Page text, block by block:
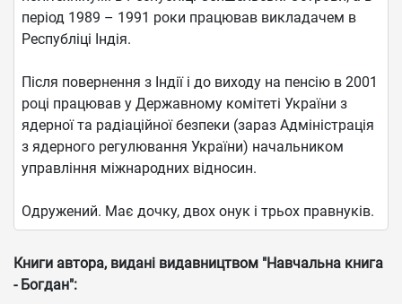
період 1989 – 1991 роки працював викладачем в
Республіці Індія.
Після повернення з Індії і до виходу на пенсію в 2001
році працював у Державному комітеті України з
ядерної та радіаційної безпеки (зараз Адміністрація
з ядерного регулювання України) начальником
управління міжнародних відносин.
Одружений. Має дочку, двох онук і трьох правнуків.
Книги автора, видані видавництвом "Навчальна книга
- Богдан":